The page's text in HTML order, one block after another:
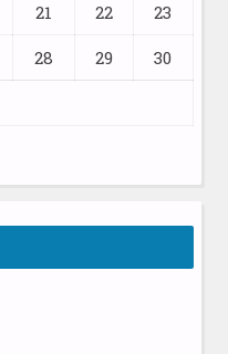
21 22 23
28 29 30